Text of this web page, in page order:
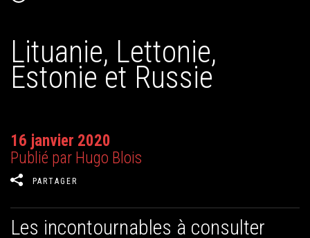
Lituanie, Lettonie,
Estonie et Russie
16 janvier 2020
Publié par Hugo Blois
PARTAGER
Les incontournables à consulter